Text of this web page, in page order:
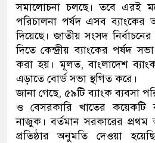
থানা
সমালোচনা চলছে। তবে এরই
পরিচালনা পর্ষদ এসব
দিয়েছে। জাতীয় সংসদ
দিতে কেন্দ্রীয় ব্যাংকের পর্ষদ
করা হয়। মূলত, বাংলাদেশ
এড়াতে বোর্ড সভা স্থগিত করে।
জানা গেছে, ৫৯টি ব্যাংক ব্যবসা
ও বেসরকারি খাতের কয়েকটি
নাজুক। বর্তমান সরকারের
প্রতিষ্ঠার অনুমতি দেওয়া